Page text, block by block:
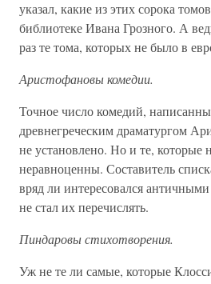
указал, какие из этих сорока
библиотеке Ивана Грозного. А
раз те тома, которых не было в
Аристофановы комедии.
Точное число комедий,
древнегреческим драматургом
не установлено. Но и те, которые
неравноценны. Составитель
вряд ли интересовался
не стал их перечислять.
Пиндаровы стихотворения.
Уж не те ли самые, которые